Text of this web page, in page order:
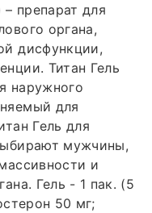
– препарат для
органа,
дисфункции,
Титан Гель
наружного
для
Гель для
мужчины,
и
Гель - 1 пак. (5
50 мг;